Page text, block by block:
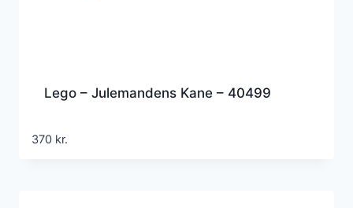
Lego – Julemandens Kane – 40499
370 kr.